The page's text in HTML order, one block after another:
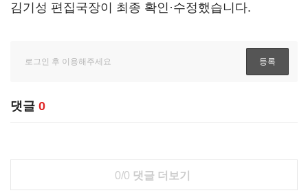
김기성 편집국장이 최종 확인·수정했습니다.
댓글 0
0/0 댓글 더보기